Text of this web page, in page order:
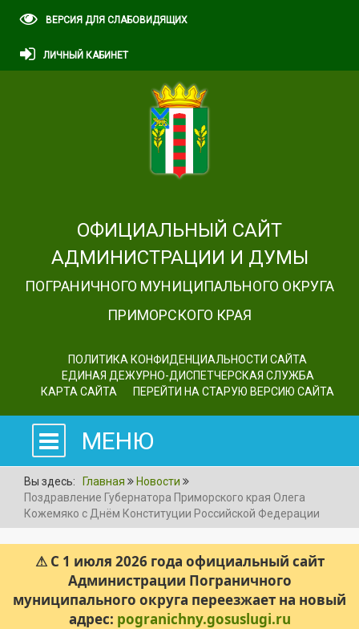
ВЕРСИЯ ДЛЯ СЛАБОВИДЯЩИХ
ЛИЧНЫЙ КАБИНЕТ
ОФИЦИАЛЬНЫЙ САЙТ
АДМИНИСТРАЦИИ И ДУМЫ
ПОГРАНИЧНОГО МУНИЦИПАЛЬНОГО ОКРУГА
ПРИМОРСКОГО КРАЯ
ПОЛИТИКА КОНФИДЕНЦИАЛЬНОСТИ САЙТА
ЕДИНАЯ ДЕЖУРНО-ДИСПЕТЧЕРСКАЯ СЛУЖБА
КАРТА САЙТА
ПЕРЕЙТИ НА СТАРУЮ ВЕРСИЮ САЙТА
МЕНЮ
Вы здесь: Главная
Новости
Поздравление Губернатора Приморского края Олега
Кожемяко с Днём Конституции Российской Федерации
⚠ С 1 июля 2026 года официальный сайт
Администрации Пограничного
муниципального округа переезжает на новый
адрес: pogranichny.gosuslugi.ru